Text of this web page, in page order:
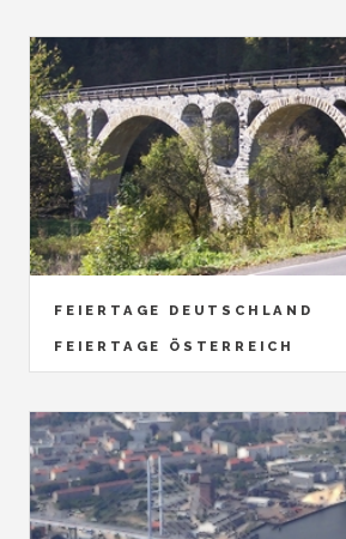
FEIERTAGE DEUTSCHLAND
FEIERTAGE ÖSTERREICH